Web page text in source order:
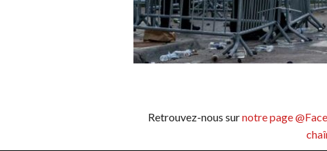
Retrouvez-nous surnotre page